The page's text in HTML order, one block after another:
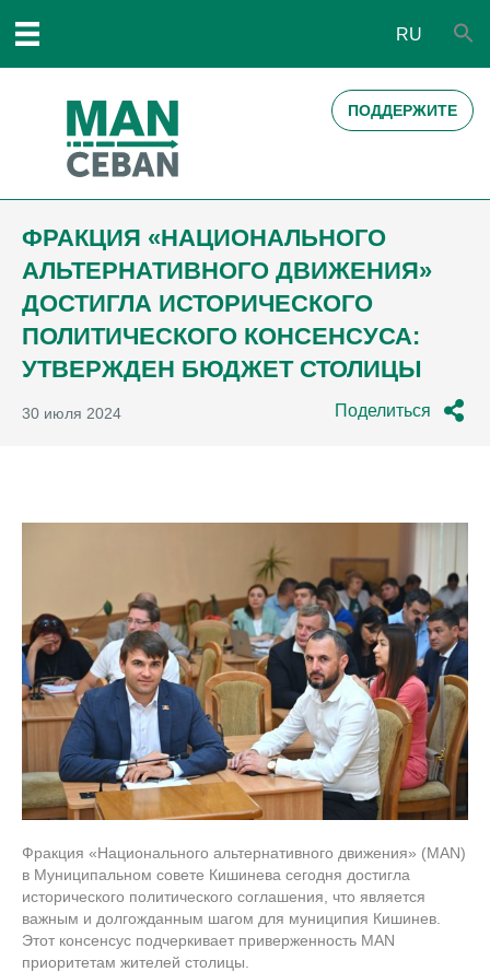
RU
ПОДДЕРЖИТЕ
ФРАКЦИЯ «НАЦИОНАЛЬНОГО
АЛЬТЕРНАТИВНОГО ДВИЖЕНИЯ»
ДОСТИГЛА ИСТОРИЧЕСКОГО
ПОЛИТИЧЕСКОГО КОНСЕНСУСА:
УТВЕРЖДЕН БЮДЖЕТ СТОЛИЦЫ
30 июля 2024 Поделиться
Фракция «Национального альтернативного движения» (MAN)
в Муниципальном совете Кишинева сегодня достигла
исторического политического соглашения, что является
важным и долгожданным шагом для муниципия Кишинев.
Этот консенсус подчеркивает приверженность MAN
приоритетам жителей столицы.